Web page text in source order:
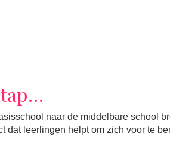
naar de middelbare school
dat leerlingen helpt om zich voor te